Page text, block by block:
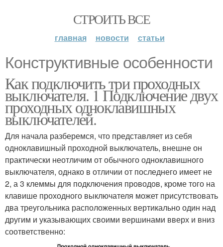
СТРОИТЬ ВСЕ
главная новости статьи
Конструктивные особенности
Как подключить три проходных
выключателя. 1 Подключение двух
проходных одноклавишных
выключателей.
Для начала разберемся, что представляет из себя
одноклавишный проходной выключатель, внешне он
практически неотличим от обычного одноклавишного
выключателя, однако в отличии от последнего имеет не
2, а 3 клеммы для подключения проводов, кроме того на
клавише проходного выключателя может присутствовать
два треугольника расположенных вертикально один над
другим и указывающих своими вершинами вверх и вниз
соответственно: